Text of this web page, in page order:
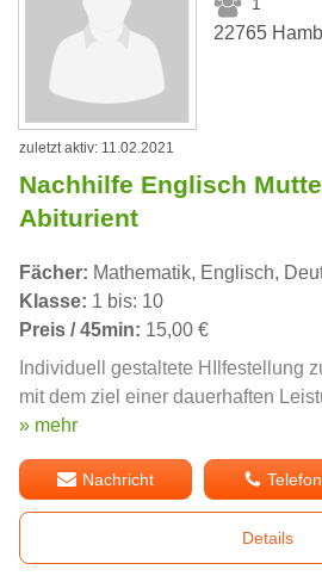
22765
zuletzt aktiv: 11.02.2021
Nachhilfe Englisch
Abiturient
Fächer: Mathematik, Englisch,
Klasse: 1 bis: 10
Preis / 45min: 15,00 €
Individuell gestaltete HIlfestellung
mit dem ziel einer dauerhaften
» mehr
Nachricht Telefon
Details